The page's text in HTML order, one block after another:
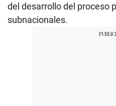
del desarrollo del proceso
subnacionales.